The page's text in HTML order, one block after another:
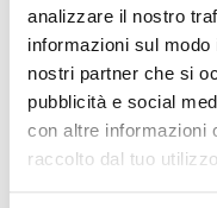
analizzare il nostro
informazioni sul
nostri partner che si
pubblicità e social
con altre informazioni
raccolto dal tuo
club-house. Fari
graduale e
pallone per alcuni. La
avanti oggi con
centro sportivo
fermo per la sosta,
partenza la prevendita
“Ferraris” domenica